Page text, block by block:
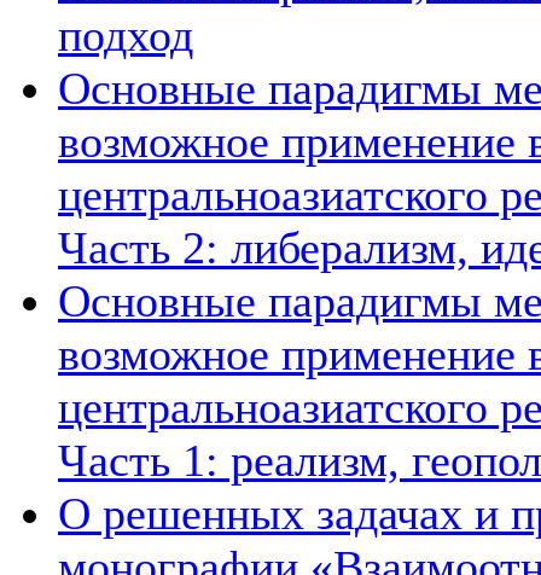
подход
Основные парадигмы
возможное применение
центральноазиатского
Часть 2: либерализм,
Основные парадигмы
возможное применение
центральноазиатского
Часть 1: реализм,
О решенных задачах и